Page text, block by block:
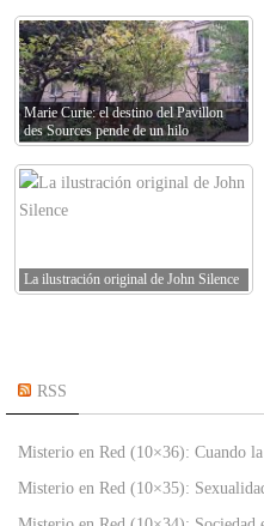
Marie Curie: el destino del Pavillon
des Sources pende de un hilo
La ilustración original de John Silence
RSS
Misterio en Red (10×36): Cuando
Misterio en Red (10×35):